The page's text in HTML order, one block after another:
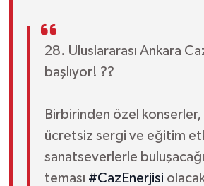
28. Uluslararası Ankara
başlıyor! ??
Birbirinden özel
ücretsiz sergi ve eğitim
sanatseverlerle
teması #CazEnerjisi